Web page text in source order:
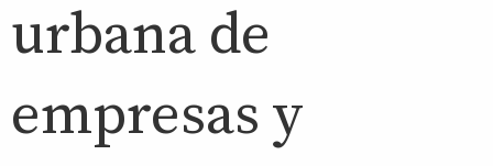
urbana de
empresas y